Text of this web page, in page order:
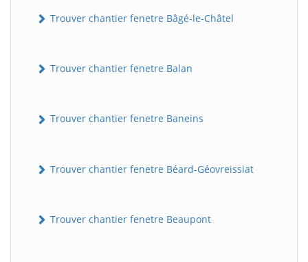
Trouver chantier fenetre Bâgé-le-Châtel
Trouver chantier fenetre Balan
Trouver chantier fenetre Baneins
Trouver chantier fenetre Béard-Géovreissiat
Trouver chantier fenetre Beaupont